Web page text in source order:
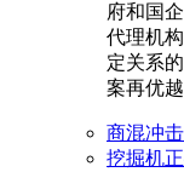
府和国
代理机
定关系
案再优
商混冲
挖掘机